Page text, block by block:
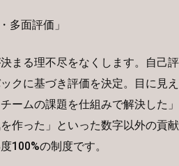
多面評価」
まる理不尽をなくします。自己評
クに基づき評価を決定。目に見え
ームの課題を仕組みで解決した」
作った」といった数字以外の貢献
100%の制度です。